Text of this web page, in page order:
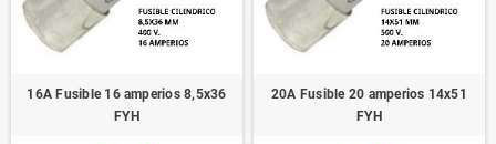
16A Fusible 16 amperios 8,5x36
FYH
20A Fusible 20 amperios 14x51
FYH